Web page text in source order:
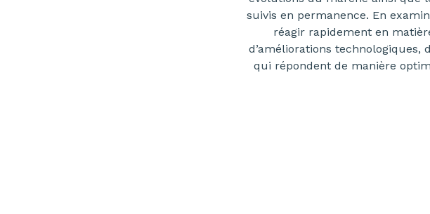
suivis en permanence. En
réagir rapidement en
d’améliorations technologiques,
qui répondent de manière